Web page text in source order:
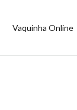
Vaquinha Online